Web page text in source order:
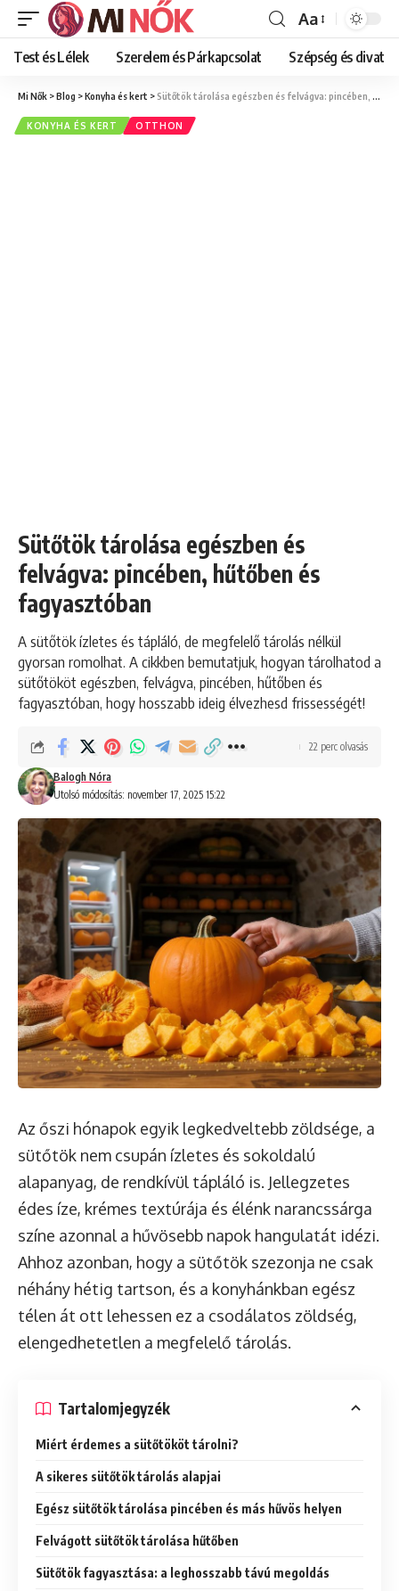
Font
Resizer
Aa
Test és Lélek Szerelem és Párkapcsolat Szépség és divat
Mi Nők >Blog >Konyha és kert >Sütőtök tárolása egészben és felvágva: pincében, hűtőben és fagyasztóban
KONYHA ÉS KERT OTTHON
Sütőtök tárolása egészben és
felvágva: pincében, hűtőben és
fagyasztóban
A sütőtök ízletes és tápláló, de megfelelő tárolás nélkül
gyorsan romolhat. A cikkben bemutatjuk, hogyan tárolhatod a
sütőtököt egészben, felvágva, pincében, hűtőben és
fagyasztóban, hogy hosszabb ideig élvezhesd frissességét!
Utolsó módosítás: november 17, 2025 15:22
Balogh Nóra
22 perc olvasás
Az őszi hónapok egyik legkedveltebb zöldsége, a
sütőtök nem csupán ízletes és sokoldalú
alapanyag, de rendkívül tápláló is. Jellegzetes
édes íze, krémes textúrája és élénk narancssárga
színe azonnal a hűvösebb napok hangulatát idézi.
Ahhoz azonban, hogy a sütőtök szezonja ne csak
néhány hétig tartson, és a konyhánkban egész
télen át ott lehessen ez a csodálatos zöldség,
elengedhetetlen a megfelelő tárolás.
Tartalomjegyzék
Miért érdemes a sütőtököt tárolni?
A sikeres sütőtök tárolás alapjai
Egész sütőtök tárolása pincében és más hűvös helyen
Felvágott sütőtök tárolása hűtőben
Sütőtök fagyasztása: a leghosszabb távú megoldás